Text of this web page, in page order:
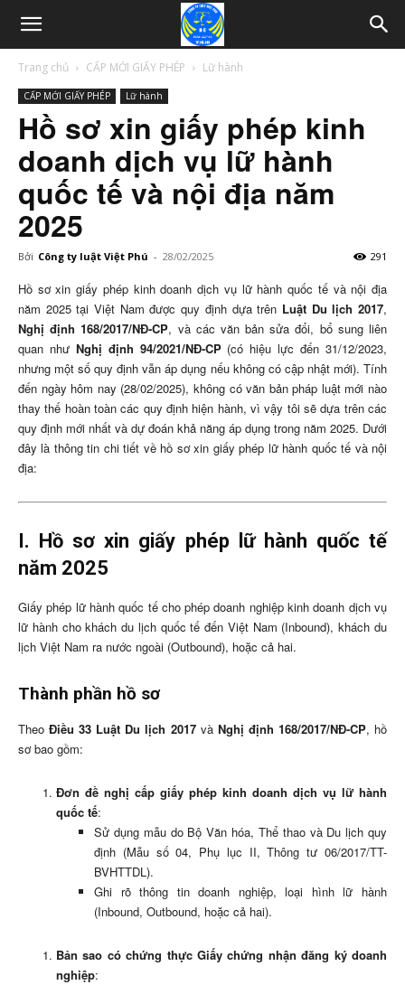
Trang chủ CẤP MỚI GIẤY PHÉP Lữ hành
CẤP MỚI GIẤY PHÉP Lữ hành
Hồ sơ xin giấy phép kinh
doanh dịch vụ lữ hành
quốc tế và nội địa năm
2025
Bởi Công ty luật Việt Phú - 28/02/2025 291
Hồ sơ xin giấy phép kinh doanh dịch vụ lữ hành quốc tế và nội địa
năm 2025 tại Việt Nam được quy định dựa trên Luật Du lịch 2017,
Nghị định 168/2017/NĐ-CP, và các văn bản sửa đổi, bổ sung liên
quan như Nghị định 94/2021/NĐ-CP(có hiệu lực đến 31/12/2023,
nhưng một số quy định vẫn áp dụng nếu không có cập nhật mới). Tính
đến ngày hôm nay (28/02/2025), không có văn bản pháp luật mới nào
thay thế hoàn toàn các quy định hiện hành, vì vậy tôi sẽ dựa trên các
quy định mới nhất và dự đoán khả năng áp dụng trong năm 2025. Dưới
đây là thông tin chi tiết về hồ sơ xin giấy phép lữ hành quốc tế và nội
địa:
I. Hồ sơ xin giấy phép lữ hành quốc tế
năm 2025
Giấy phép lữ hành quốc tế cho phép doanh nghiệp kinh doanh dịch vụ
lữ hành cho khách du lịch quốc tế đến Việt Nam (Inbound), khách du
lịch Việt Nam ra nước ngoài (Outbound), hoặc cả hai.
Thành phần hồ sơ
TheoĐiều 33 Luật Du lịch 2017và Nghị định 168/2017/NĐ-CP, hồ
sơ bao gồm:
Đơn đề nghị cấp giấy phép kinh doanh dịch vụ lữ hành
quốc tế:
Sử dụng mẫu do Bộ Văn hóa, Thể thao và Du lịch quy
định (Mẫu số 04, Phụ lục II, Thông tư 06/2017/TT-
BVHTTDL).
Ghi rõ thông tin doanh nghiệp, loại hình lữ hành
(Inbound, Outbound, hoặc cả hai).
Bản sao có chứng thực Giấy chứng nhận đăng ký doanh
nghiệp: